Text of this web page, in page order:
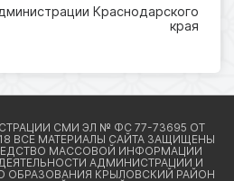
Краснодарского
края